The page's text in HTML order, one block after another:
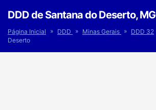
DDD de Santana do Deserto, MG
Página Inicial » DDD » Minas Gerais » DDD 32
Deserto